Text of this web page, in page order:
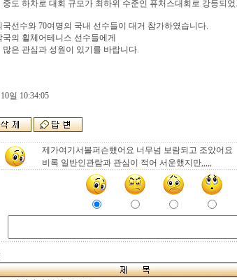
중도 하차로 대회 규모가 최하위 수준인 퓨처스대회로 강등되
국선수와 70여명의 국내 선수들이 대거 참가하였습니다.
의 휠체어테니스 선수들에게
은 관심과 성원이 있기를 바랍니다.
일 10:34:05
제가여기서볼퍼슨했어요 너무넘 보람되고 조았어요
비록 일반인관람과 관심이 적어 서운했지만,,,,,